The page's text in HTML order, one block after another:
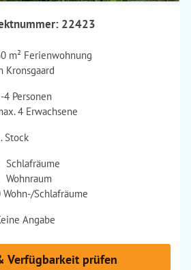
22423
m² Ferienwohnung
Kronsgaard
4 Personen
4 Erwachsene
Stock
Schlafräume
Wohnraum
Wohn-/Schlafräume
Angabe
Verfügbarkeit prüfen